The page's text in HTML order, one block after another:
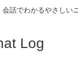
話でわかるやさしい
Log